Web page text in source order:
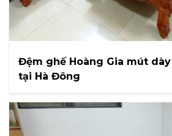
Đệm ghế Hoàng Gia mút
tại Hà Đông